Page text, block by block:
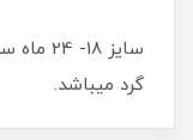
یقه
سایز
گرد میباشد.